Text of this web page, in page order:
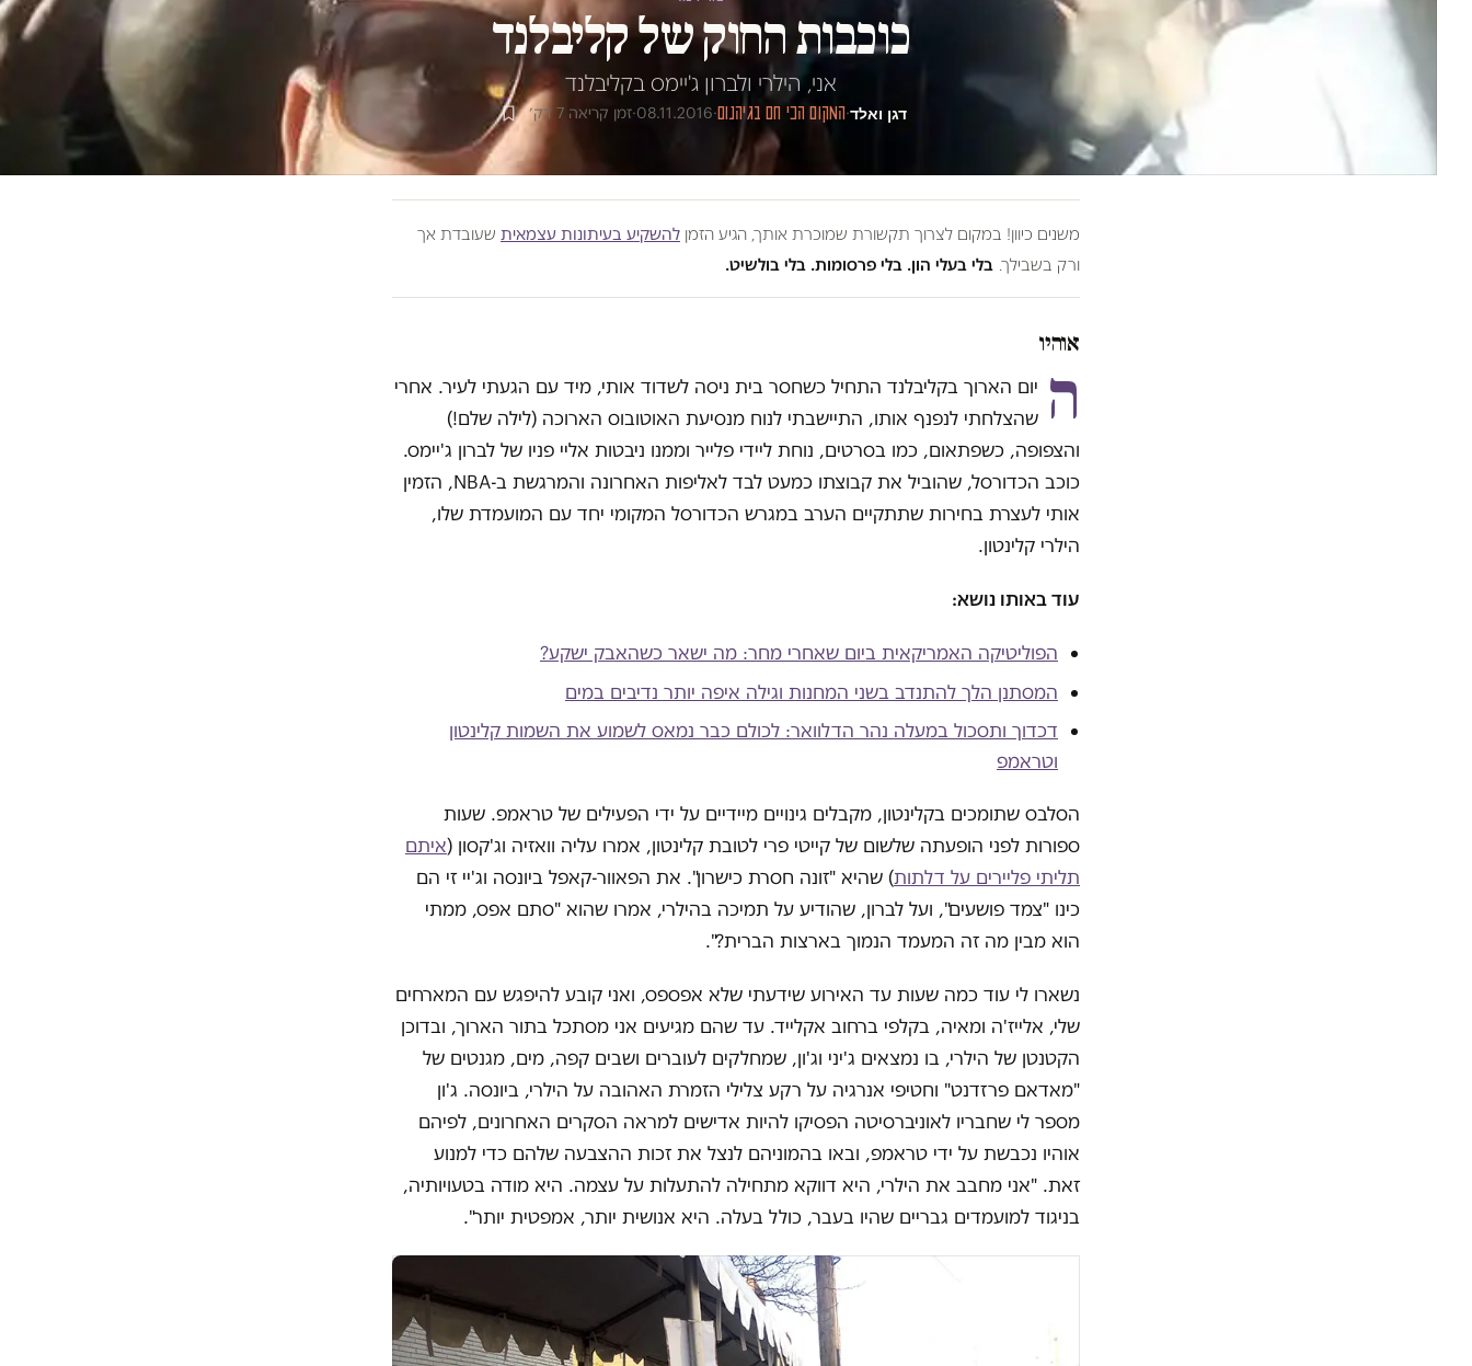
כוכבות החוק של קליבלנד
אני, הילרי ולברון ג'יימס בקליבלנד
דגן ואלד·המקום הכי חם בגיהנום·
08.11.2016
·זמן קריאה 7 דק׳
משנים כיוון! במקום לצרוך תקשורת שמוכרת אותך, הגיע הזמן להשקיע בעיתונות עצמאית שעובדת אך
ורק בשבילך. בלי בעלי הון. בלי פרסומות. בלי בולשיט.
אוהיו
ה יום הארוך בקליבלנד התחיל כשחסר בית ניסה לשדוד אותי, מיד עם הגעתי לעיר. אחרי
שהצלחתי לנפנף אותו, התיישבתי לנוח מנסיעת האוטובוס הארוכה (לילה שלם!)
והצפופה, כשפתאום, כמו בסרטים, נוחת ליידי פלייר וממנו ניבטות אליי פניו של לברון ג'יימס.
כוכב הכדורסל, שהוביל את קבוצתו כמעט לבד לאליפות האחרונה והמרגשת ב-NBA, הזמין
אותי לעצרת בחירות שתתקיים הערב במגרש הכדורסל המקומי יחד עם המועמדת שלו,
הילרי קלינטון.
עוד באותו נושא:
הפוליטיקה האמריקאית ביום שאחרי מחר: מה ישאר כשהאבק ישקע?
המסתנן הלך להתנדב בשני המחנות וגילה איפה יותר נדיבים במים
דכדוך ותסכול במעלה נהר הדלוואר: לכולם כבר נמאס לשמוע את השמות קלינטון
וטראמפ
הסלבס שתומכים בקלינטון, מקבלים גינויים מיידיים על ידי הפעילים של טראמפ. שעות
ספורות לפני הופעתה שלשום של קייטי פרי לטובת קלינטון, אמרו עליה וואזיה וג'קסון (איתם
תליתי פליירים על דלתות) שהיא "זונה חסרת כישרון". את הפאוור-קאפל ביונסה וג'יי זי הם
כינו "צמד פושעים", ועל לברון, שהודיע על תמיכה בהילרי, אמרו שהוא "סתם אפס, ממתי
הוא מבין מה זה המעמד הנמוך בארצות הברית?".
נשארו לי עוד כמה שעות עד האירוע שידעתי שלא אפספס, ואני קובע להיפגש עם המארחים
שלי, אלייז'ה ומאיה, בקלפי ברחוב אקלייד. עד שהם מגיעים אני מסתכל בתור הארוך, ובדוכן
הקטנטן של הילרי, בו נמצאים ג'יני וג'ון, שמחלקים לעוברים ושבים קפה, מים, מגנטים של
"מאדאם פרזדנט" וחטיפי אנרגיה על רקע צלילי הזמרת האהובה על הילרי, ביונסה. ג'ון
מספר לי שחבריו לאוניברסיטה הפסיקו להיות אדישים למראה הסקרים האחרונים, לפיהם
אוהיו נכבשת על ידי טראמפ, ובאו בהמוניהם לנצל את זכות ההצבעה שלהם כדי למנוע
זאת. "אני מחבב את הילרי, היא דווקא מתחילה להתעלות על עצמה. היא מודה בטעויותיה,
בניגוד למועמדים גבריים שהיו בעבר, כולל בעלה. היא אנושית יותר, אמפטית יותר".